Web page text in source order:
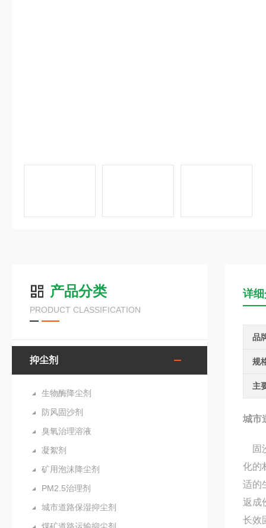
产品分类
PRODUCT CLASSIFICATION
抑尘剂
生物酶降尘剂
防风固沙剂
臭氧治理溶液
凝絮剂
矿用泡沫降尘剂
PM2.5治理剂
城市道路保湿抑尘剂
详
品
规
主
城市
固
化的
适的
返成
长效